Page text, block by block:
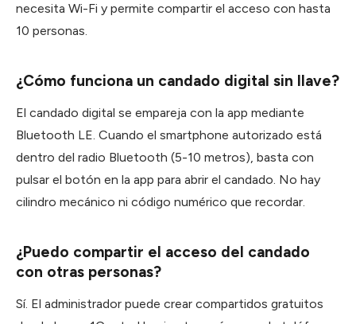
necesita Wi-Fi y permite compartir el acceso con hasta
10 personas.
¿Cómo funciona un candado digital sin llave?
El candado digital se empareja con la app mediante
Bluetooth LE. Cuando el smartphone autorizado está
dentro del radio Bluetooth (5-10 metros), basta con
pulsar el botón en la app para abrir el candado. No hay
cilindro mecánico ni código numérico que recordar.
¿Puedo compartir el acceso del candado
con otras personas?
Sí. El administrador puede crear compartidos gratuitos